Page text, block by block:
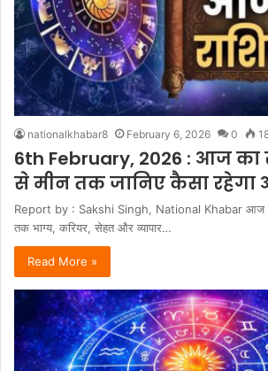
nationalkhabar8 February 6, 2026 0
6th February, 2026 : आज का
से मीन तक जानिए कैसा रहेगा
Report by : Sakshi Singh, National Khabar आज
तक भाग्य, करियर, सेहत और व्यापार…
Read More »